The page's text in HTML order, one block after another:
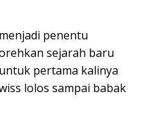
penentu
sejarah baru
pertama kalinya
lolos sampai babak